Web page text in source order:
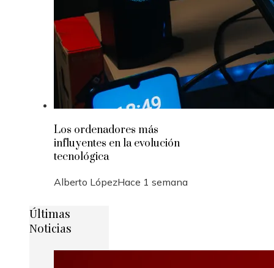
Los ordenadores más
influyentes en la evolución
tecnológica
Alberto LópezHace 1 semana
Últimas
Noticias